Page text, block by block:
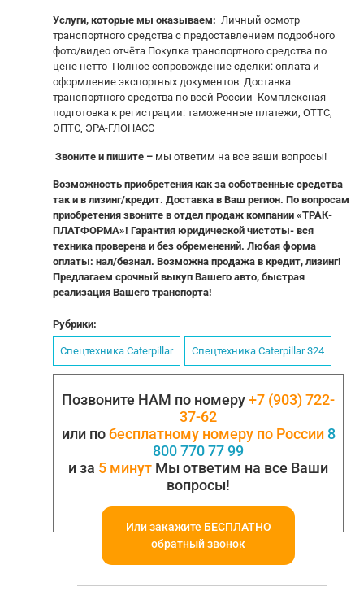
Услуги, которые мы оказываем: Личный осмотр
транспортного средства с предоставлением подробного
фото/видео отчёта Покупка транспортного средства по
цене нетто Полное сопровождение сделки: оплата и
оформление экспортных документов Доставка
транспортного средства по всей России Комплексная
подготовка к регистрации: таможенные платежи, ОТТС,
ЭПТС, ЭРА-ГЛОНАСС
Звоните и пишите – мы ответим на все ваши вопросы!
Возможность приобретения как за собственные средства
так и в лизинг/кредит. Доставка в Ваш регион. По вопросам
приобретения звоните в отдел продаж компании «ТРАК-
ПЛАТФОРМА»! Гарантия юридической чистоты- вся
техника проверена и без обременений. Любая форма
оплаты: нал/безнал. Возможна продажа в кредит, лизинг!
Предлагаем срочный выкуп Вашего авто, быстрая
реализация Вашего транспорта!
Рубрики:
Спецтехника Саtеrрillаr Спецтехника Саtеrрillаr 324
Позвоните НАМ по номеру+7 (903) 722-
37-62
или побесплатному номеру по России 8
800 770 77 99
и за 5 минут Мы ответим на все Ваши
вопросы!
Или закажите БЕСПЛАТНО
обратный звонок